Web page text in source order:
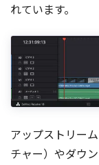
れています。
アップストリー
チャー）やダウ